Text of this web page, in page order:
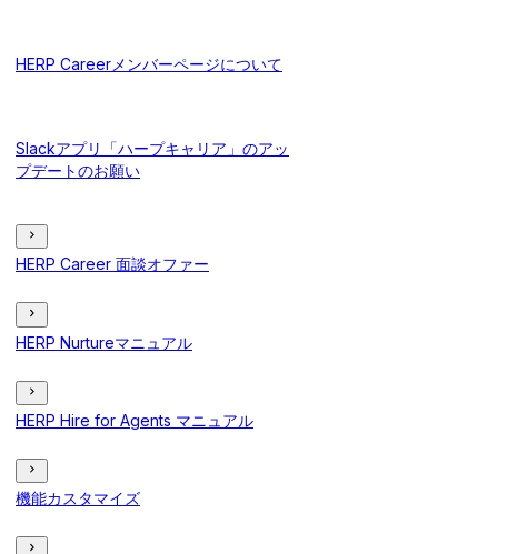
HERP Careerメンバーページについて
Slackアプリ「ハープキャリア」のアッ
プデートのお願い
HERP Career 面談オファー
HERP Nurtureマニュアル
HERP Hire for Agents マニュアル
機能カスタマイズ